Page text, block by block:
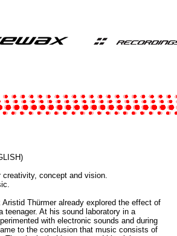
creativity, concept and vision.
Thürmer already explored the effect of
teenager. At his sound laboratory in a
with electronic sounds and during
to the conclusion that music consists of